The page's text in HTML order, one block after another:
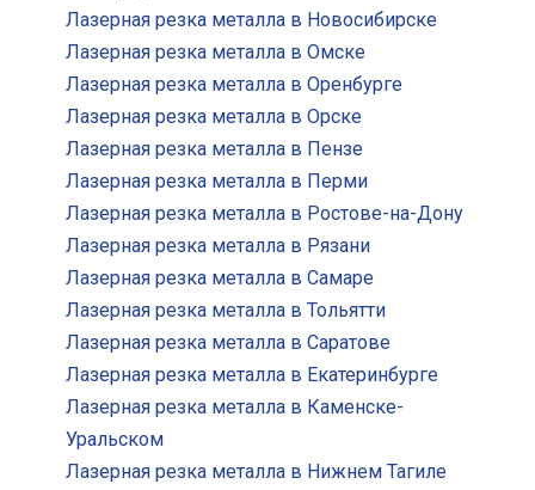
Лазерная резка металла в Новосибирске
Лазерная резка металла в Омске
Лазерная резка металла в Оренбурге
Лазерная резка металла в Орске
Лазерная резка металла в Пензе
Лазерная резка металла в Перми
Лазерная резка металла в Ростове-на-Дону
Лазерная резка металла в Рязани
Лазерная резка металла в Самаре
Лазерная резка металла в Тольятти
Лазерная резка металла в Саратове
Лазерная резка металла в Екатеринбурге
Лазерная резка металла в Каменске-
Уральском
Лазерная резка металла в Нижнем Тагиле